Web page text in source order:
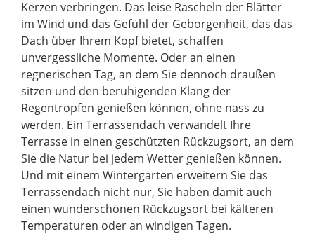
Kerzen verbringen. Das leise Rascheln der Blätter
im Wind und das Gefühl der Geborgenheit, das das
Dach über Ihrem Kopf bietet, schaffen
unvergessliche Momente. Oder an einen
regnerischen Tag, an dem Sie dennoch draußen
sitzen und den beruhigenden Klang der
Regentropfen genießen können, ohne nass zu
werden. Ein Terrassendach verwandelt Ihre
Terrasse in einen geschützten Rückzugsort, an dem
Sie die Natur bei jedem Wetter genießen können.
Und mit einem Wintergarten erweitern Sie das
Terrassendach nicht nur, Sie haben damit auch
einen wunderschönen Rückzugsort bei kälteren
Temperaturen oder an windigen Tagen.